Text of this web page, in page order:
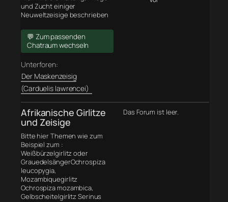
und Zucht einiger
Neuweltzeisige beschrieben
💬 Zum passenden
Chatraum wechseln
Unterforen:
Der Maskenzeisig
(Carduelis lawrencei)
Afrikanische Girlitze
und Zeisige
Bitte hier Themen wie zum
Beispiel zum :
Weißbürzelgirlitz oder
GrauedelsängerOchrospiza
leucopygia,
Mozambiquegirlitz
Ochrospiza mozambica,
Gelbscheitelgirlitz Serinus
Das Forum ist leer.